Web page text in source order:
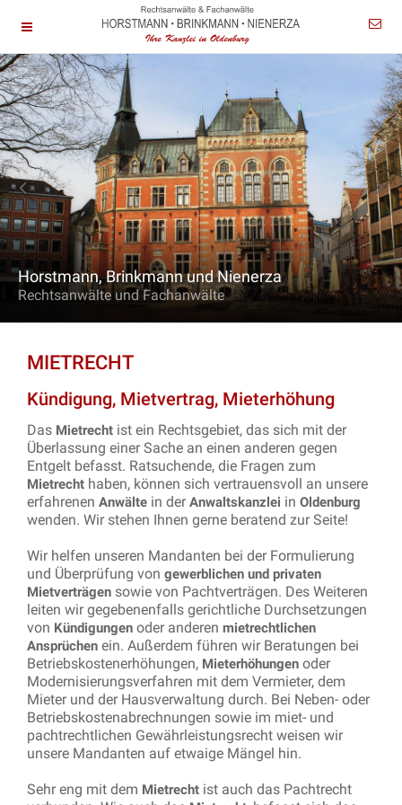
Horstmann, Brinkmann und Nienerza
Rechtsanwälte und Fachanwälte
MIETRECHT
Kündigung, Mietvertrag, Mieterhöhung
Das Mietrecht ist ein Rechtsgebiet, das sich mit der
Überlassung einer Sache an einen anderen gegen
Entgelt befasst. Ratsuchende, die Fragen zum
Mietrecht haben, können sich vertrauensvoll an unsere
erfahrenen Anwälte in derAnwaltskanzlei in Oldenburg
wenden. Wir stehen Ihnen gerne beratend zur Seite!
Wir helfen unseren Mandanten bei der Formulierung
und Überprüfung von gewerblichen und privaten
Mietverträgen sowie von Pachtverträgen. Des Weiteren
leiten wir gegebenenfalls gerichtliche Durchsetzungen
von Kündigungen oder anderen mietrechtlichen
Ansprüchen ein. Außerdem führen wir Beratungen bei
Betriebskostenerhöhungen, Mieterhöhungen oder
Modernisierungsverfahren mit dem Vermieter, dem
Mieter und der Hausverwaltung durch. Bei Neben- oder
Betriebskostenabrechnungen sowie im miet- und
pachtrechtlichen Gewährleistungsrecht weisen wir
unsere Mandanten auf etwaige Mängel hin.
Sehr eng mit dem Mietrecht ist auch das Pachtrecht